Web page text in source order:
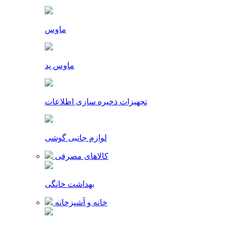
ماوس
ماوس پد
تجهیزات ذخیره سازی اطلاعات
لوازم جانبی گوشی
کالاهای مصرفی
بهداشت خانگی
خانه و آشپزخانه